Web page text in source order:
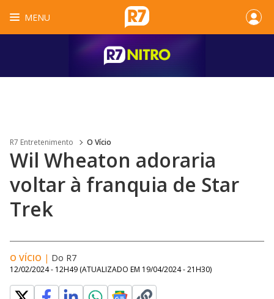
MENU
R7 Entretenimento O Vício
Wil Wheaton adoraria
voltar à franquia de Star
Trek
O VÍCIO | Do R7
12/02/2024 - 12H49 (ATUALIZADO EM 19/04/2024 - 21H30)